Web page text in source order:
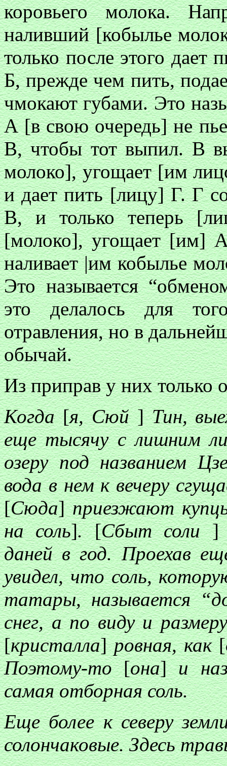
коровьего молока.
наливший [кобылье
только после этого
Б, прежде чем пить,
чмокают губами. Это
А [в свою очередь] не
В, чтобы тот выпил. В
молоко], угощает [им
и дает пить [лицу] Г. Г
В, и только теперь
[молоко], угощает [им]
наливает |им кобылье
Это называется
это делалось для
отравления, но в
обычай.
Из приправ у них только
Когда[я, Сюй]Тин,
еще тысячу с лишним
озеру под названием
вода в нем к вечеру
[Сюда]приезжают
на соль].[Сбыт соли]
даней в год. Проехав
увидел, что соль,
татары, называется
снег, а по виду и
[кристалла]ровная, как[
Поэтому-то[она]и
самая отборная соль.
Еще более к северу
солончаковые. Здесь